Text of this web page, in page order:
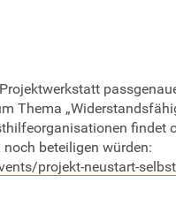
Thema
findet
beteiligen würden:
projekt-neustart-